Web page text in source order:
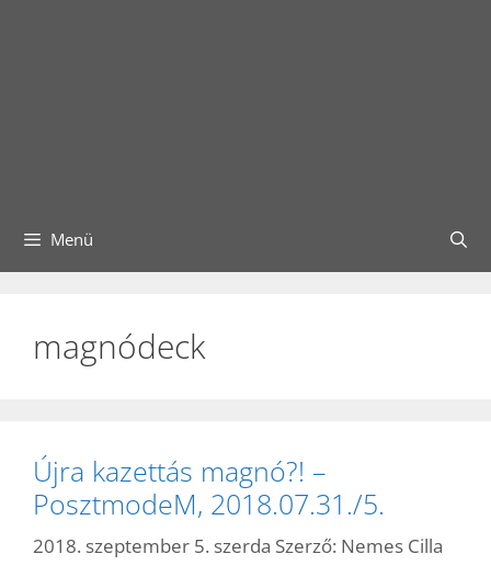
Menü
magnódeck
Újra kazettás magnó?! –
PosztmodeM, 2018.07.31./5.
2018. szeptember 5. szerda Szerző: Nemes Cilla